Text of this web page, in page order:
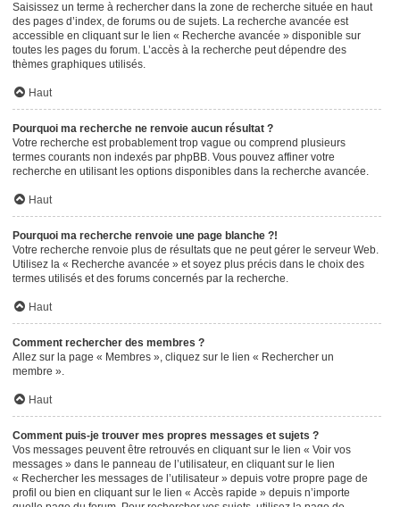
Saisissez un terme à rechercher dans la zone de recherche située en haut
des pages d’index, de forums ou de sujets. La recherche avancée est
accessible en cliquant sur le lien « Recherche avancée » disponible sur
toutes les pages du forum. L’accès à la recherche peut dépendre des
thèmes graphiques utilisés.
Haut
Pourquoi ma recherche ne renvoie aucun résultat ?
Votre recherche est probablement trop vague ou comprend plusieurs
termes courants non indexés par phpBB. Vous pouvez affiner votre
recherche en utilisant les options disponibles dans la recherche avancée.
Haut
Pourquoi ma recherche renvoie une page blanche ?!
Votre recherche renvoie plus de résultats que ne peut gérer le serveur Web.
Utilisez la « Recherche avancée » et soyez plus précis dans le choix des
termes utilisés et des forums concernés par la recherche.
Haut
Comment rechercher des membres ?
Allez sur la page « Membres », cliquez sur le lien « Rechercher un
membre ».
Haut
Comment puis-je trouver mes propres messages et sujets ?
Vos messages peuvent être retrouvés en cliquant sur le lien « Voir vos
messages » dans le panneau de l’utilisateur, en cliquant sur le lien
« Rechercher les messages de l’utilisateur » depuis votre propre page de
profil ou bien en cliquant sur le lien « Accès rapide » depuis n’importe